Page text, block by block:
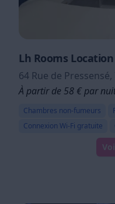
Lh Rooms Location
64 Rue de
À partir de 58 € par
Chambres non-fumeurs
Connexion Wi-Fi gratuite